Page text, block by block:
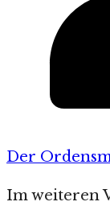
Der
Im weiteren